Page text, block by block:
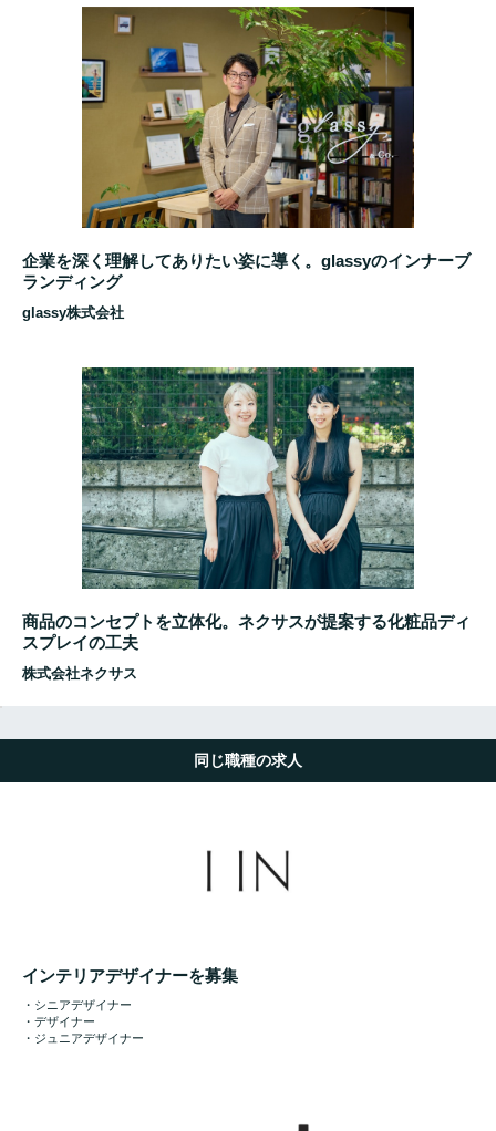
企業を深く理解してありたい姿に導く。glassyのインナーブ
ランディング
glassy株式会社
商品のコンセプトを立体化。ネクサスが提案する化粧品ディ
スプレイの工夫
株式会社ネクサス
同じ職種の求人
インテリアデザイナーを募集
・シニアデザイナー
・デザイナー
・ジュニアデザイナー